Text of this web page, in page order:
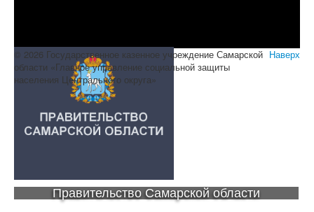
Правительство Самарской области
Наверх
© 2026 Государственное казенное учреждение Самарской
области «Главное управление социальной защиты
населения Центрального округа»